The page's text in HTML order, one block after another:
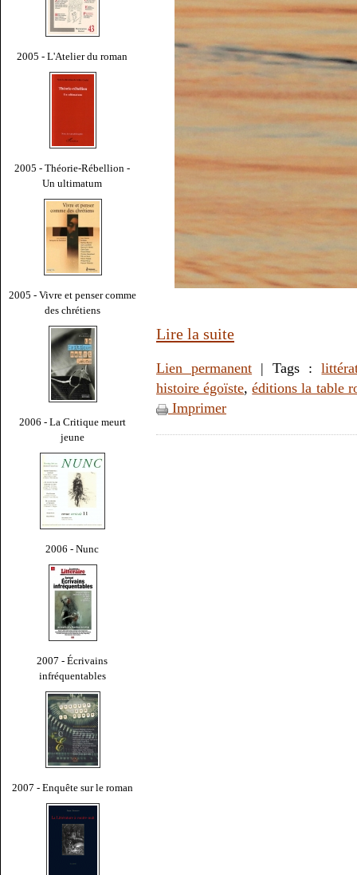
2005 - L'Atelier du roman
2005 - Théorie-Rébellion -
Un ultimatum
2005 - Vivre et penser comme
des chrétiens
2006 - La Critique meurt
jeune
2006 - Nunc
2007 - Écrivains
infréquentables
2007 - Enquête sur le roman
Lire la suite
Lien permanent | Tags :
histoire égoïste,éditions la table
Imprimer